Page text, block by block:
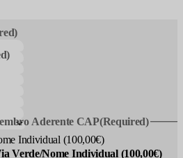
Aderente CAP(Required)
Individual (100,00€)
Verde/Nome Individual (100,00€)